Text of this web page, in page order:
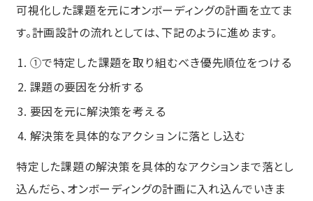
可視化した課題を元にオンボーディングの計画を立てま
す。計画設計の流れとしては、下記のように進めます。
①で特定した課題を取り組むべき優先順位をつける
課題の要因を分析する
要因を元に解決策を考える
解決策を具体的なアクションに落とし込む
特定した課題の解決策を具体的なアクションまで落とし
込んだら、オンボーディングの計画に入れ込んでいきま